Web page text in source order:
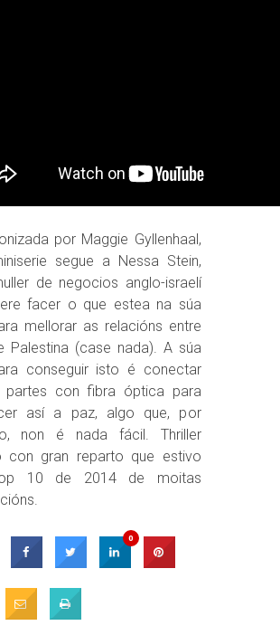
por Maggie Gyllenhaal,
segue a Nessa Stein,
de negocios anglo-israelí
facer o que estea na súa
mellorar as relacións entre
Palestina (case nada). A súa
conseguir isto é conectar
partes con fibra óptica para
así a paz, algo que, por
non é nada fácil. Thriller
con gran reparto que estivo
10 de 2014 de moitas
0